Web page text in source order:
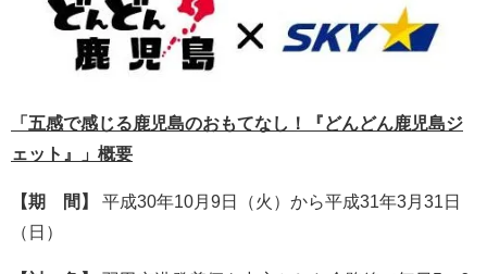
「五感で感じる鹿児島のおもてなし！『どんどん鹿児島ジ
ェット』」概要
【期 間】
平成30年10月9日（火）から平成31年3月31日
（日）